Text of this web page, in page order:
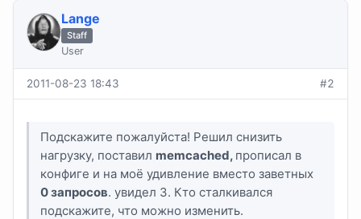
Lange
Staff
User
2011-08-23 18:43 #2
Подскажите пожалуйста! Решил снизить
нагрузку, поставил memcached, прописал в
конфиге и на моё удивление вместо заветных
0 запросов. увидел 3. Кто сталкивался
подскажите, что можно изменить.